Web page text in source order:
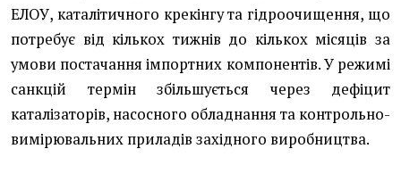
ЕЛОУ, каталітичного крекінгу та гідроочищення, що
потребує від кількох тижнів до кількох місяців за
умови постачання імпортних компонентів. У режимі
санкцій термін збільшується через дефіцит
каталізаторів, насосного обладнання та контрольно-
вимірювальних приладів західного виробництва.